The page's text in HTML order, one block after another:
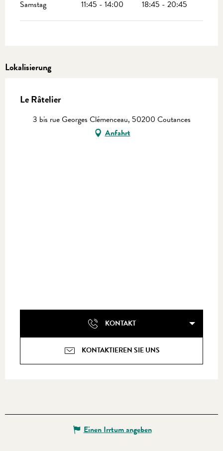
Samstag 11:45 - 14:00 18:45 - 20:45
Lokalisierung
Le Râtelier
3 bis rue Georges Clémenceau, 50200 Coutances
Anfahrt
KONTAKT
KONTAKTIEREN SIE UNS
Einen Irrtum angeben